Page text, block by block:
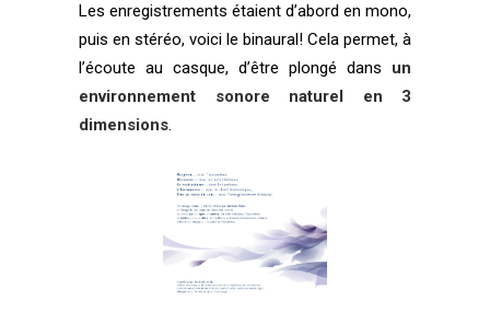
Les enregistrements étaient d’abord en mono,
puis en stéréo, voici le binaural! Cela permet, à
l’écoute au casque, d’être plongé dans un
environnement sonore naturel en 3
dimensions.